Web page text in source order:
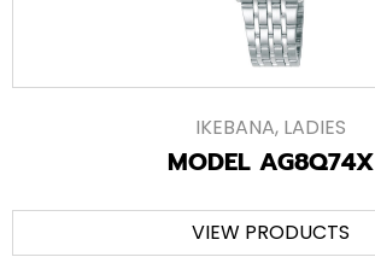
IKEBANA, LADIES
MODEL AG8Q74X
VIEW PRODUCTS